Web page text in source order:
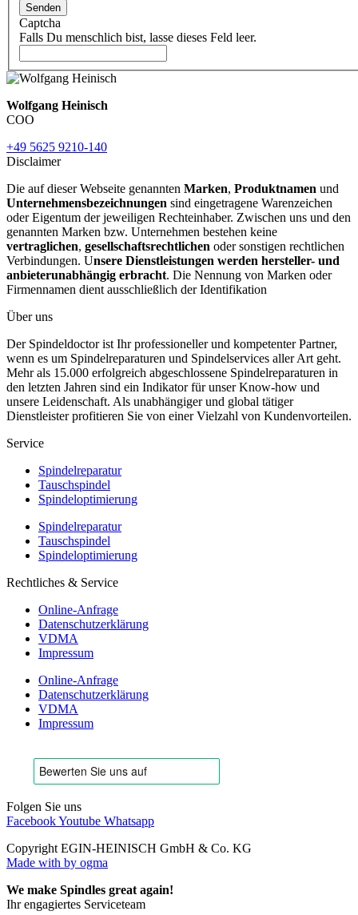
Senden
Captcha
Falls Du menschlich bist, lasse dieses Feld leer.
Wolfgang Heinisch
COO
+49 5625 9210-140
Disclaimer
Die auf dieser Webseite genannten Marken, Produktnamen und
Unternehmensbezeichnungen sind eingetragene Warenzeichen
oder Eigentum der jeweiligen Rechteinhaber. Zwischen uns und den
genannten Marken bzw. Unternehmen bestehen keine
vertraglichen, gesellschaftsrechtlichen oder sonstigen rechtlichen
Verbindungen. Unsere Dienstleistungen werden hersteller- und
anbieterunabhängig erbracht. Die Nennung von Marken oder
Firmennamen dient ausschließlich der Identifikation
Über uns
Der Spindeldoctor ist Ihr professioneller und kompetenter Partner,
wenn es um Spindelreparaturen und Spindelservices aller Art geht.
Mehr als 15.000 erfolgreich abgeschlossene Spindelreparaturen in
den letzten Jahren sind ein Indikator für unser Know-how und
unsere Leidenschaft. Als unabhängiger und global tätiger
Dienstleister profitieren Sie von einer Vielzahl von Kundenvorteilen.
Service
Spindelreparatur
Tauschspindel
Spindeloptimierung
Spindelreparatur
Tauschspindel
Spindeloptimierung
Rechtliches & Service
Online-Anfrage
Datenschutzerklärung
VDMA
Impressum
Online-Anfrage
Datenschutzerklärung
VDMA
Impressum
Folgen Sie uns
FacebookYoutube Whatsapp
Copyright EGIN-HEINISCH GmbH & Co. KG
Made with by ogma
We make Spindles great again!
Ihr engagiertes Serviceteam